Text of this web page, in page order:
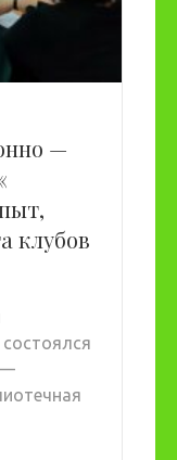
—
клубов
—